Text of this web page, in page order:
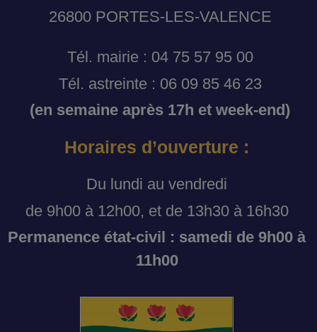
26800 PORTES-LES-VALENCE
Tél. mairie : 04 75 57 95 00
Tél. astreinte : 06 09 85 46 23
(en semaine après 17h et week-end)
Horaires d’ouverture :
Du lundi au vendredi
de 9h00 à 12h00, et de 13h30 à 16h30
Permanence état-civil : samedi de 9h00 à
11h00